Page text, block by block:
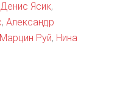
Денис Ясик,
, Александр
Марцин Руй, Нина